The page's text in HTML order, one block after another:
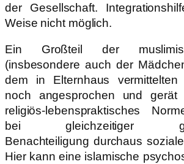
der Gesellschaft.
Weise nicht möglich.
Ein Großteil der
(insbesondere auch der
dem in Elternhaus vermittelten
noch angesprochen und
religiös-lebenspraktisches
bei gleichzeitiger
Benachteiligung durchaus
Hier kann eine islamische